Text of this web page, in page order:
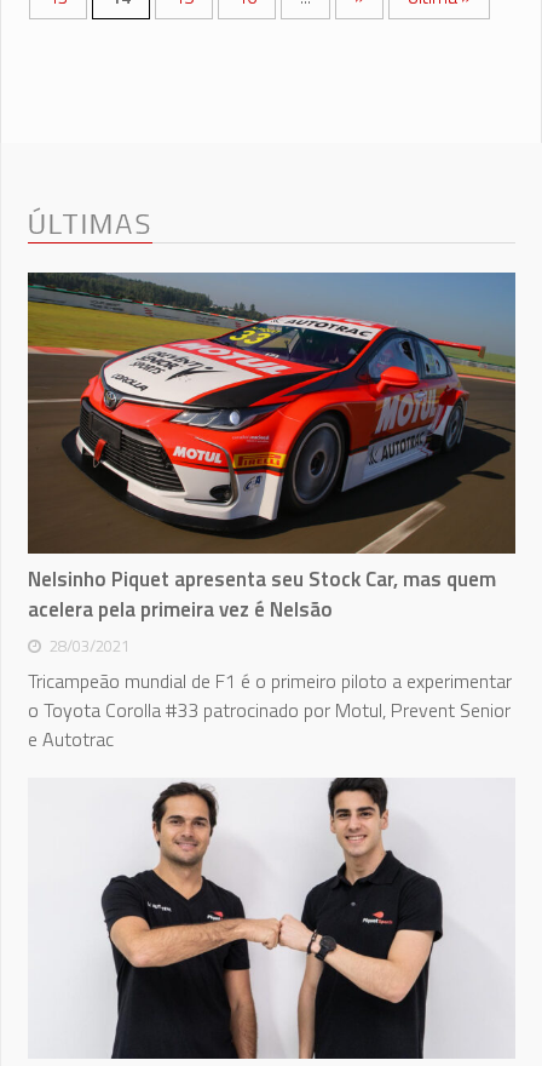
ÚLTIMAS
Nelsinho Piquet apresenta seu Stock Car, mas quem
acelera pela primeira vez é Nelsão
28/03/2021
Tricampeão mundial de F1 é o primeiro piloto a experimentar
o Toyota Corolla #33 patrocinado por Motul, Prevent Senior
e Autotrac